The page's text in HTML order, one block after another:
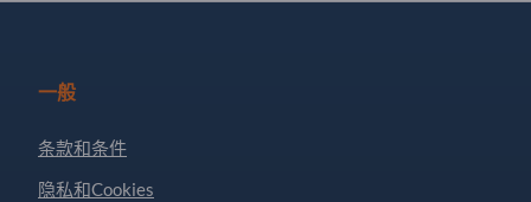
一般
条款和条件
隐私和Cookies